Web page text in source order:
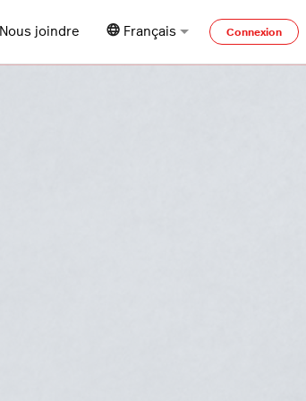
Nous joindre Français Connexion